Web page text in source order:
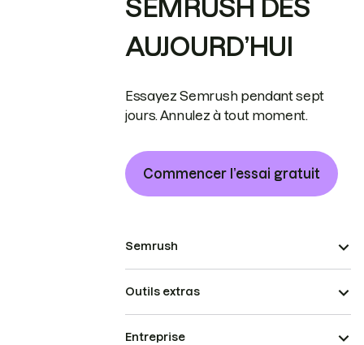
SEMRUSH DÈS
AUJOURD’HUI
Essayez Semrush pendant sept
jours. Annulez à tout moment.
Commencer l’essai gratuit
Semrush
Outils extras
Entreprise